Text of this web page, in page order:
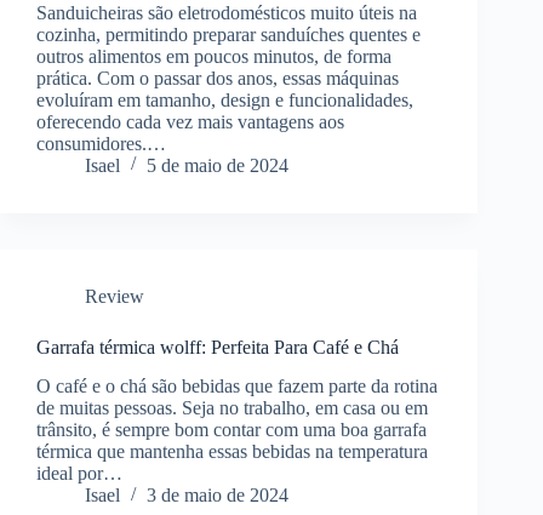
Sanduicheiras são eletrodomésticos muito úteis na
cozinha, permitindo preparar sanduíches quentes e
outros alimentos em poucos minutos, de forma
prática. Com o passar dos anos, essas máquinas
evoluíram em tamanho, design e funcionalidades,
oferecendo cada vez mais vantagens aos
consumidores.…
Isael
5 de maio de 2024
Review
Garrafa térmica wolff: Perfeita Para Café e Chá
O café e o chá são bebidas que fazem parte da rotina
de muitas pessoas. Seja no trabalho, em casa ou em
trânsito, é sempre bom contar com uma boa garrafa
térmica que mantenha essas bebidas na temperatura
ideal por…
Isael
3 de maio de 2024